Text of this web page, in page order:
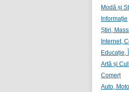
Modă și
Informație
Știri,
Internet,
Educație,
Artă și
Comerț
Auto, Moto